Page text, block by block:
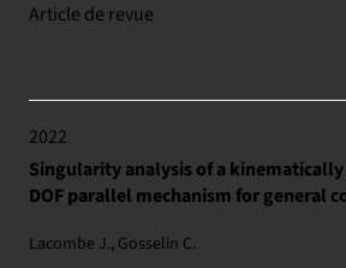
Article de revue
2022
Singularity analysis of a
DOF parallel mechanism for general
Lacombe J., Gosselin C.